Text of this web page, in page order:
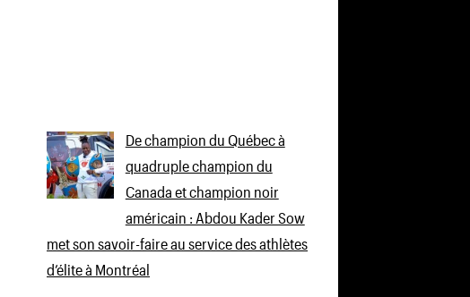
De champion du Québec à
quadruple champion du
Canada et champion noir
américain : Abdou Kader Sow
met son savoir-faire au service des athlètes
d’élite à Montréal